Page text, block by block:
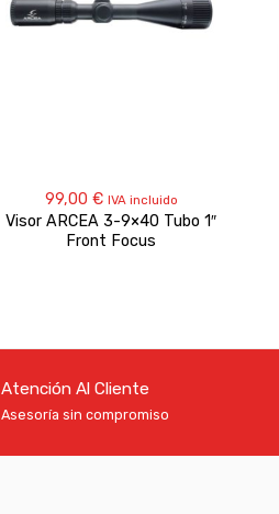
99,00 € IVA incluido
Visor ARCEA 3-9×40 Tubo 1″
Front Focus
Atención Al Cliente
Asesoría sin compromiso